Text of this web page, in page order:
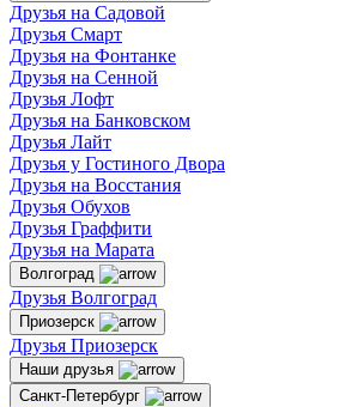
Друзья на Садовой
Друзья Смарт
Друзья на Фонтанке
Друзья на Сенной
Друзья Лофт
Друзья на Банковском
Друзья Лайт
Друзья у Гостиного Двора
Друзья на Восстания
Друзья Обухов
Друзья Граффити
Друзья на Марата
Волгоград
Друзья Волгоград
Приозерск
Друзья Приозерск
Наши друзья
Санкт-Петербург